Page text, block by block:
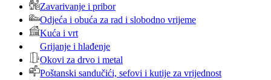
Zavarivanje i pribor
Odjeća i obuća za rad i slobodno vrijeme
Kuća i vrt
Grijanje i hlađenje
Okovi za drvo i metal
Poštanski sandučići, sefovi i kutije za vrijednost